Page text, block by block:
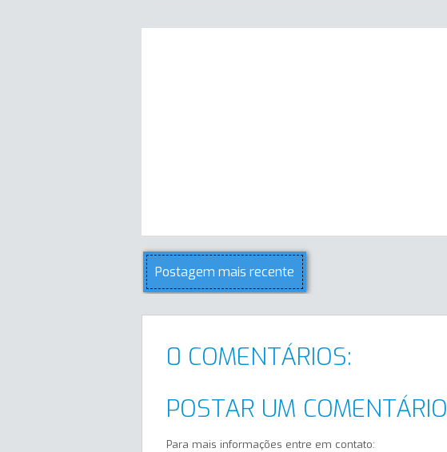
Postagem mais recente
0 COMENTÁRIOS:
POSTAR UM COMENTÁRIO
Para mais informações entre em contato: